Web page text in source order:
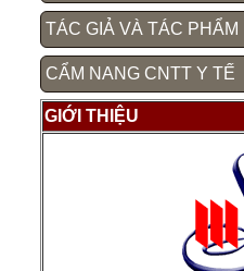
TÁC GIẢ VÀ TÁC PHẨM
CẨM NANG CNTT Y TẾ
GIỚI THIỆU